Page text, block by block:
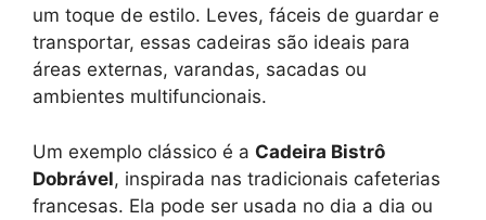
um toque de estilo. Leves, fáceis de guardar e
transportar, essas cadeiras são ideais para
áreas externas, varandas, sacadas ou
ambientes multifuncionais.
Um exemplo clássico é a Cadeira Bistrô
Dobrável, inspirada nas tradicionais cafeterias
francesas. Ela pode ser usada no dia a dia ou